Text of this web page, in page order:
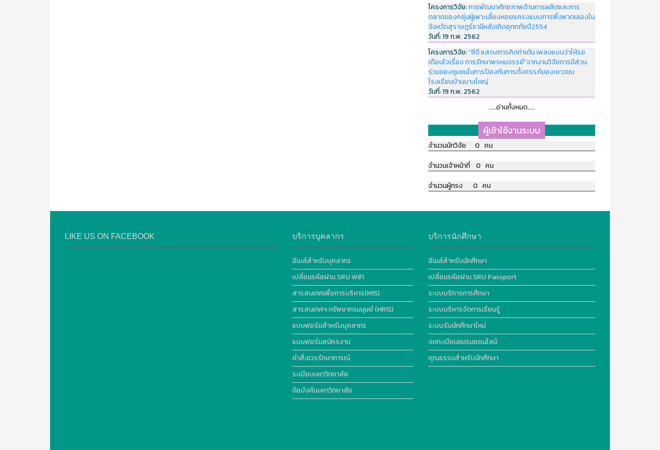
โครงการวิจัย:การพัฒนาศักยภาพด้านการผลิตและการ
ตลาดของกลุ่มผู้เพาะเลี้ยงหอยแครงแบบการพึ่งพาตนเองใน
จังหวัดสุราษฏร์ธานีหลังเกิดอุทกภัยปี2554
วันที่:19 ก.พ. 2562
โครงการวิจัย:“ซีดี แสดงการคิดท่าเต้น เพลงแบบว่าให้รอ
เตือนใจเรื่อง การรักษาพรหมจรรย์”จากงานวิจัยการมีส่วน
ร่วมของชุมชนในการป้องกันการตั้งครรภ์ของเยาวชน
โรงเรียนบ้านบางใหญ่
วันที่:19 ก.พ. 2562
.....อ่านทั้งหมด.....
ผู้เข้าใช้งานระบบ
จำนวนนักวิจัย 0 คน
จำนวนเจ้าหน้าที่ 0 คน
จำนวนผู้ทรง 0 คน
LIKE US ON FACEBOOK บริการบุคลากร
อีเมล์สำหรับบุคลากร
เปลี่ยนรหัสผ่าน SRU WIFI
สารสนเทศเพื่อการบริหาร(MIS)
สารสนเทศฯ ทรัพยากรมนุษย์ (HRIS)
แบบฟอร์มสำหรับบุคลากร
แบบฟอร์มสมัครงาน
คำสั่งเวรรักษาการณ์
ระเบียบมหาวิทยาลัย
ข้อบังคับมหาวิทยาลัย
บริการนักศึกษา
อีเมล์สำหรับนักศึกษา
เปลี่ยนรหัสผ่าน SRU Passport
ระบบบริการการศึกษา
ระบบบริหารจัดการเรียนรู้
ระบบรับนักศึกษาใหม่
จดทะเบียนชมรมออนไลน์
คุณธรรมสำหรับนักศึกษา